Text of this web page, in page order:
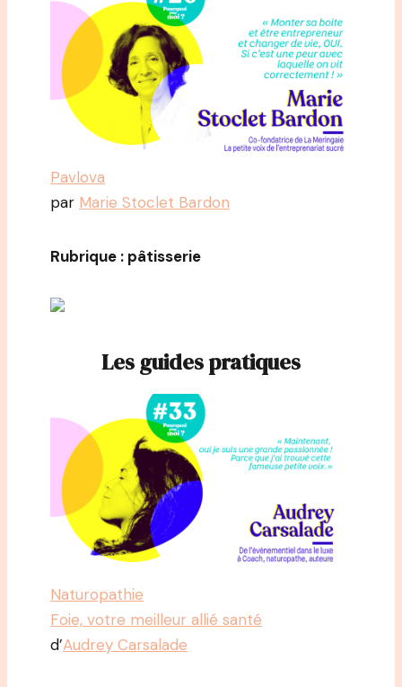
Pavlova
par Marie Stoclet Bardon
Rubrique : pâtisserie
Les guides pratiques
Naturopathie
Foie, votre meilleur allié santé
d’Audrey Carsalade